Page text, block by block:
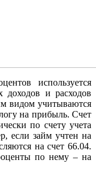
используется
доходов и расходов
видом учитываются
на прибыль. Счет
по счету учета
если займ учтен на
на счет 66.04.
по нему – на